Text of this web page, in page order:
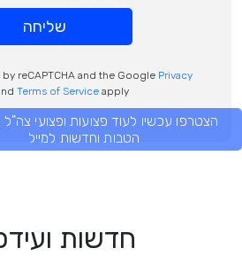
שליחה
reCAPTCHA and the Google Privacy
Terms of Serviceapply.
הצטרפו עכשיו לעוד פצועות ופצועי
הטבות וחדשות למייל
חדשות